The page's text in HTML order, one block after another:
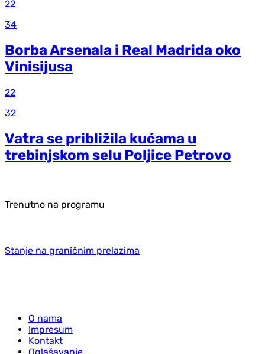
22
34
Borba Arsenala i Real Madrida oko
Vinisijusa
22
32
Vatra se približila kućama u
trebinjskom selu Poljice Petrovo
Trenutno na programu
Stanje na graničnim prelazima
O nama
Impresum
Kontakt